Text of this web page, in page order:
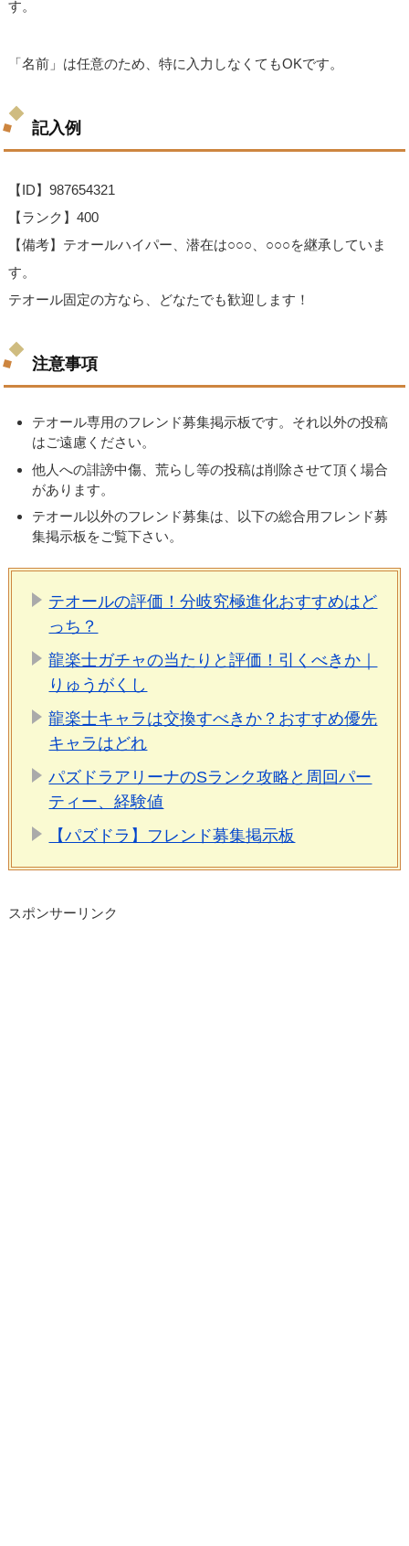
す。
「名前」は任意のため、特に入力しなくてもOKです。
記入例
【ID】987654321
【ランク】400
【備考】テオールハイパー、潜在は○○○、○○○を継承していま
す。
テオール固定の方なら、どなたでも歓迎します！
注意事項
テオール専用のフレンド募集掲示板です。それ以外の投稿
はご遠慮ください。
他人への誹謗中傷、荒らし等の投稿は削除させて頂く場合
があります。
テオール以外のフレンド募集は、以下の総合用フレンド募
集掲示板をご覧下さい。
テオールの評価！分岐究極進化おすすめはど
っち？
龍楽士ガチャの当たりと評価！引くべきか｜
りゅうがくし
龍楽士キャラは交換すべきか？おすすめ優先
キャラはどれ
パズドラアリーナのSランク攻略と周回パー
ティー、経験値
【パズドラ】フレンド募集掲示板
スポンサーリンク